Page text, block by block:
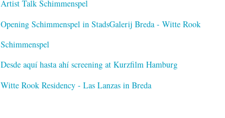
Artist Talk Schimmenspel
Opening Schimmenspel in StadsGalerij Breda - Witte Rook
Schimmenspel
Desde aquí hasta ahí screening at Kurzfilm Hamburg
Witte Rook Residency - Las Lanzas in Breda